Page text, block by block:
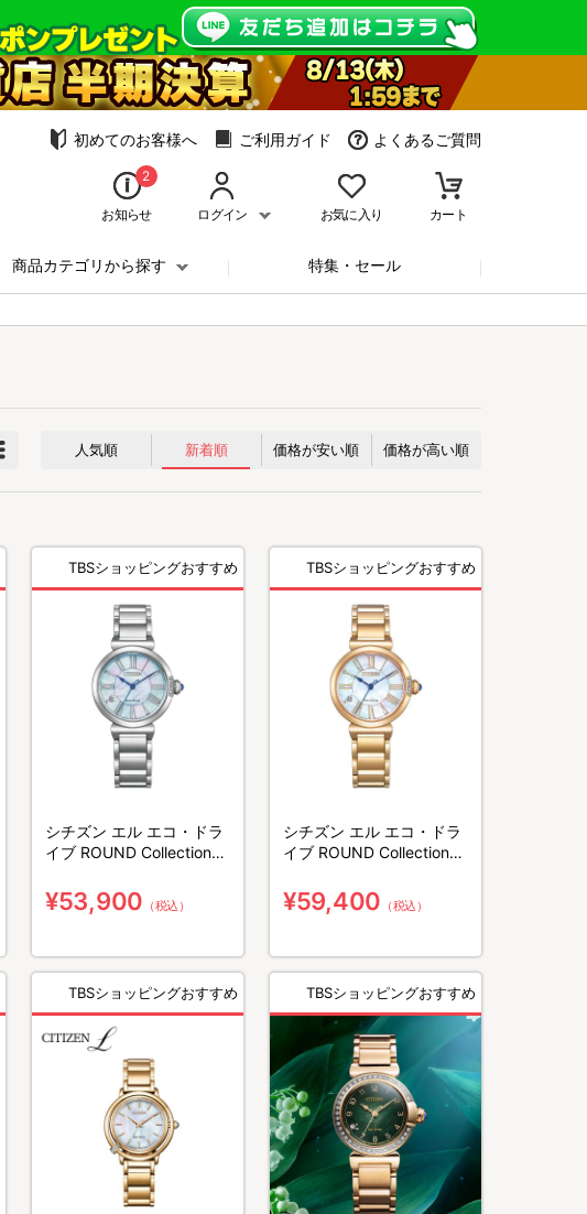
初めてのお客様へ ご利用ガイド よくあるご質問
2
お知らせ ログイン お気に入り カート
商品カテゴリから探す 特集・セール
人気順 新着順 価格が安い順 価格が高い順
TBSショッピングおすすめ
シチズン エル エコ・ドラ
イブ ROUND Collection／
¥53,900 （税込）
TBSショッピングおすすめ
シチズン エル エコ・ドラ
イブ ROUND Collection／
¥59,400 （税込）
TBSショッピングおすすめ TBSショッピングおすすめ